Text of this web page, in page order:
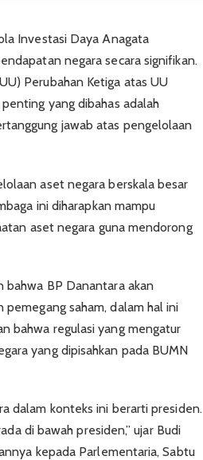
Investasi Daya Anagata
negara secara signifikan.
Perubahan Ketiga atas UU
yang dibahas adalah
jawab atas pengelolaan
aset negara berskala besar
ini diharapkan mampu
aset negara guna mendorong
bahwa BP Danantara akan
saham, dalam hal ini
bahwa regulasi yang mengatur
yang dipisahkan pada BUMN
dalam konteks ini berarti presiden.
di bawah presiden,” ujar Budi
kepada Parlementaria, Sabtu